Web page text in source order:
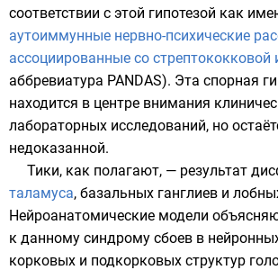
соответствии с этой гипотезой как
аутоиммунные нервно-психические
ассоциированные со стрептококковой
аббревиатура PANDAS). Эта спорная
находится в центре внимания
лабораторных исследований, но
недоказанной.
Тики, как полагают, — результат
таламуса, базальных ганглиев и
Нейроанатомические модели
к данному синдрому сбоев в
корковых и подкорковых структур